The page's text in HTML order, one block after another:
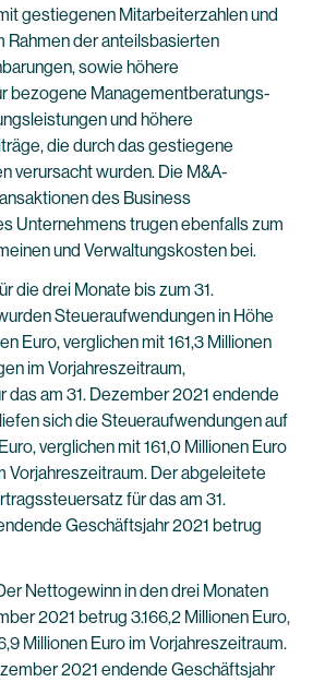
gestiegenen Mitarbeiterzahlen und
Rahmen der anteilsbasierten
sowie höhere
bezogene Managementberatungs-
und höhere
die durch das gestiegene
verursacht wurden. Die M&A-
des Business
Unternehmens trugen ebenfalls zum
und Verwaltungskosten bei.
die drei Monate bis zum 31.
Steueraufwendungen in Höhe
Euro, verglichen mit 161,3 Millionen
im Vorjahreszeitraum,
das am 31. Dezember 2021 endende
sich die Steueraufwendungen auf
verglichen mit 161,0 Millionen Euro
Vorjahreszeitraum. Der abgeleitete
für das am 31.
Geschäftsjahr 2021 betrug
Nettogewinn in den drei Monaten
2021 betrug 3.166,2 Millionen Euro,
Millionen Euro im Vorjahreszeitraum.
2021 endende Geschäftsjahr